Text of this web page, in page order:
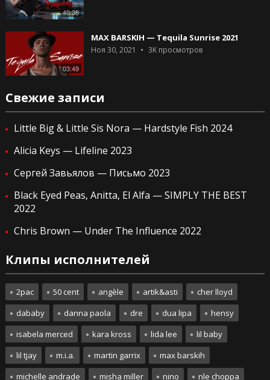
40:36
03:49
MAX BARSKIH — Tequila Sunrise 2021
Ноя 30, 2021 3Kпросмотров
Свежие записи
Little Big & Little Sis Nora — Hardstyle Fish 2024
Alicia Keys — Lifeline 2023
Сергей Завьялов — Письмо 2023
Black Eyed Peas, Anitta, El Alfa — SIMPLY THE BEST
2022
Chris Brown — Under The Influence 2022
Клипы исполнителей
2pac 50 cent angèle artik&asti
cher lloyd
dababy
danna paola dre dua lipa
hensy
isabela merced
kara kross lida lee
lil baby
lil tjay
m.i.a. martin garrix
max barskih
michelle andrade
misha miller nino nle choppa